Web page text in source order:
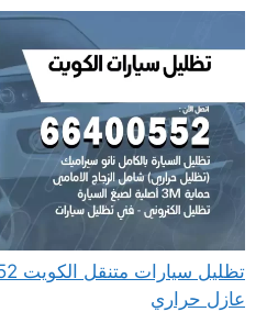
عازل حراري